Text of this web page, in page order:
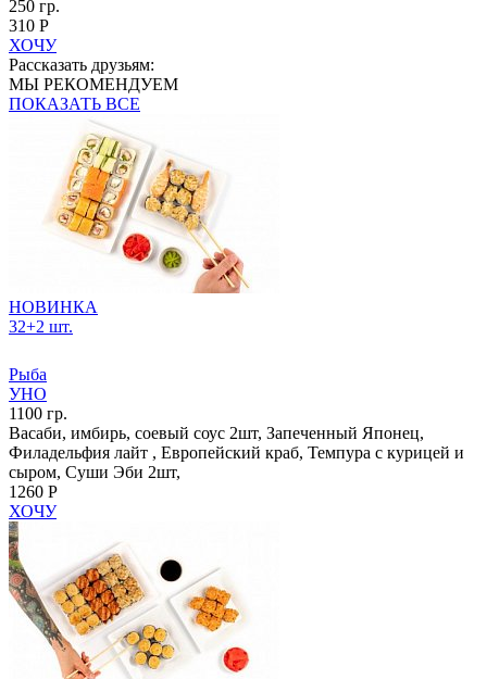
250 гр.
310 Р
ХОЧУ
Рассказать друзьям:
МЫ РЕКОМЕНДУЕМ
ПОКАЗАТЬ ВСЕ
НОВИНКА
32+2 шт.
Рыба
УНО
1100 гр.
Васаби, имбирь, соевый соус 2шт, Запеченный Японец,
Филадельфия лайт , Европейский краб, Темпура с курицей и
сыром, Суши Эби 2шт,
1260 Р
ХОЧУ